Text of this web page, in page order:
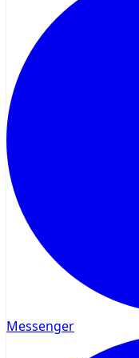
Messenger